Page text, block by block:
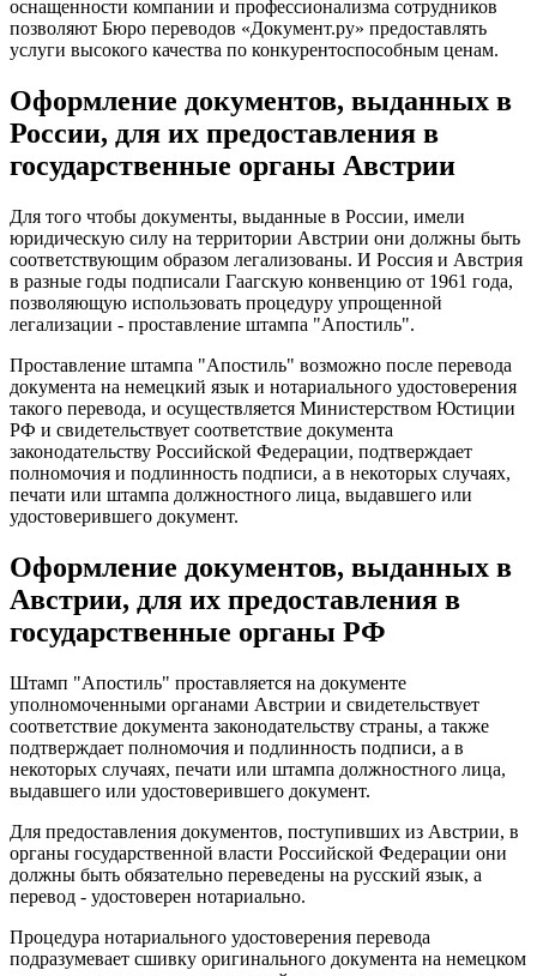
оснащенности компании и профессионализма сотрудников
позволяют Бюро переводов «Документ.ру» предоставлять
услуги высокого качества по конкурентоспособным ценам.
Оформление документов, выданных в
России, для их предоставления в
государственные органы Австрии
Для того чтобы документы, выданные в России, имели
юридическую силу на территории Австрии они должны быть
соответствующим образом легализованы. И Россия и Австрия
в разные годы подписали Гаагскую конвенцию от 1961 года,
позволяющую использовать процедуру упрощенной
легализации - проставление штампа "Апостиль".
Проставление штампа "Апостиль" возможно после перевода
документа на немецкий язык и нотариального удостоверения
такого перевода, и осуществляется Министерством Юстиции
РФ и свидетельствует соответствие документа
законодательству Российской Федерации, подтверждает
полномочия и подлинность подписи, а в некоторых случаях,
печати или штампа должностного лица, выдавшего или
удостоверившего документ.
Оформление документов, выданных в
Австрии, для их предоставления в
государственные органы РФ
Штамп "Апостиль" проставляется на документе
уполномоченными органами Австрии и свидетельствует
соответствие документа законодательству страны, а также
подтверждает полномочия и подлинность подписи, а в
некоторых случаях, печати или штампа должностного лица,
выдавшего или удостоверившего документ.
Для предоставления документов, поступивших из Австрии, в
органы государственной власти Российской Федерации они
должны быть обязательно переведены на русский язык, а
перевод - удостоверен нотариально.
Процедура нотариального удостоверения перевода
подразумевает сшивку оригинального документа на немецком